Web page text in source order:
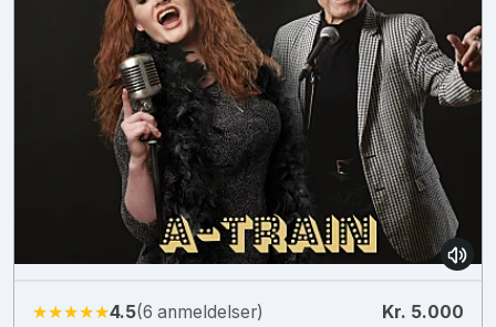
★★★★★4.5(6 anmeldelser) Kr. 5.000